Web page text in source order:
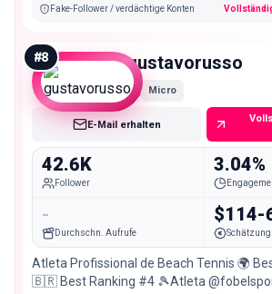
Fake-Follower / verdächtige Konten
#8 gustavorusso
Micro
E-Mail erhalten
42.6K
Follower
3.04%
-
Durchschn. Aufrufe
$114-
Atleta Profissional de Beach Tennis 🌍
🇧🇷 Best Ranking #4 🎾Atleta